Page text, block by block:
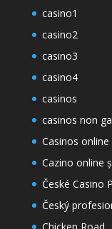
casino1
casino2
casino3
casino4
casinos
casinos non
Casinos online
Cazino online
České Casino
Český